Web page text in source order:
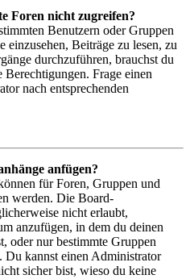
Foren nicht zugreifen?
Benutzern oder Gruppen
einzusehen, Beiträge zu lesen, zu
durchzuführen, brauchst du
Berechtigungen. Frage einen
nach entsprechenden
anfügen?
für Foren, Gruppen und
werden. Die Board-
nicht erlaubt,
anzufügen, in dem du deinen
oder nur bestimmte Gruppen
Du kannst einen Administrator
sicher bist, wieso du keine